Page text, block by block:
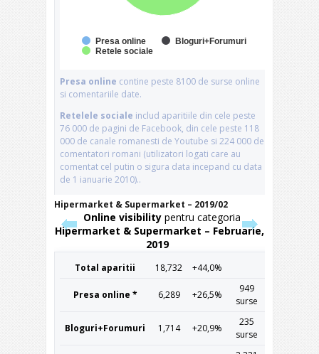
Hipermarket & Supermarket – 2019/02